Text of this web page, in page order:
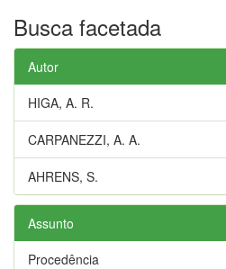
Busca facetada
Autor
HIGA, A. R.
CARPANEZZI, A. A.
AHRENS, S.
Assunto
Procedência